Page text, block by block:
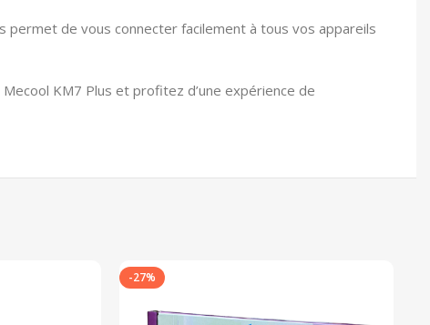
permet de vous connecter facilement à tous vos appareils
KM7 Plus et profitez d’une expérience de
-27%